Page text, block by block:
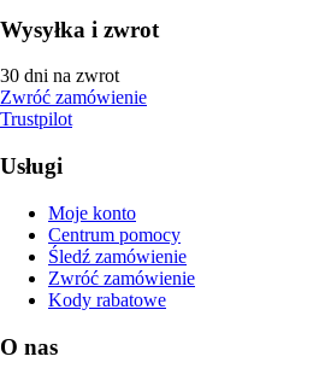
Wysyłka i zwrot
30 dni na zwrot
Zwróć zamówienie
Trustpilot
Usługi
Moje konto
Centrum pomocy
Śledź zamówienie
Zwróć zamówienie
Kody rabatowe
O nas